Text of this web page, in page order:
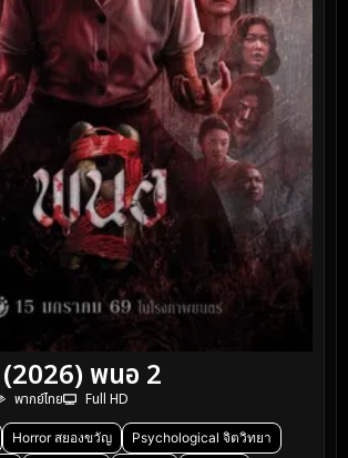
พนอ 2
พากย์ไทย
Full HD
Horror สยองขวัญ
Psychological จิตวิทยา